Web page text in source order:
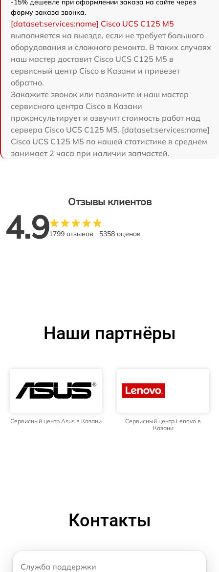
форму заказа звонка.
[dataset:services:name] Cisco UCS C125 M5
выполняется на выезде, если не требует большого
оборудования и сложного ремонта. В таких случаях
наш мастер доставит Cisco UCS C125 M5 в
сервисный центр Cisco в Казани и привезет
обратно.
Закажите звонок или позвоните и наш мастер
сервисного центра Cisco в Казани
проконсультирует и озвучит стоимость работ над
сервера Cisco UCS C125 M5. [dataset:services:name]
Cisco UCS C125 M5 по нашей статистике в среднем
занимает 2 часа при наличии запчастей.
Отзывы клиентов
4.91799 отзывов 5358 оценок
Наши партнёры
Сервисный центр Asus в Казани
Сервисный центр Lenovo в
Казани
Контакты
Служба поддержки